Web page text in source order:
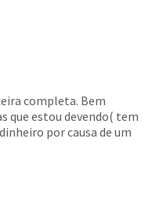
completa. Bem
que estou devendo( tem
por causa de um